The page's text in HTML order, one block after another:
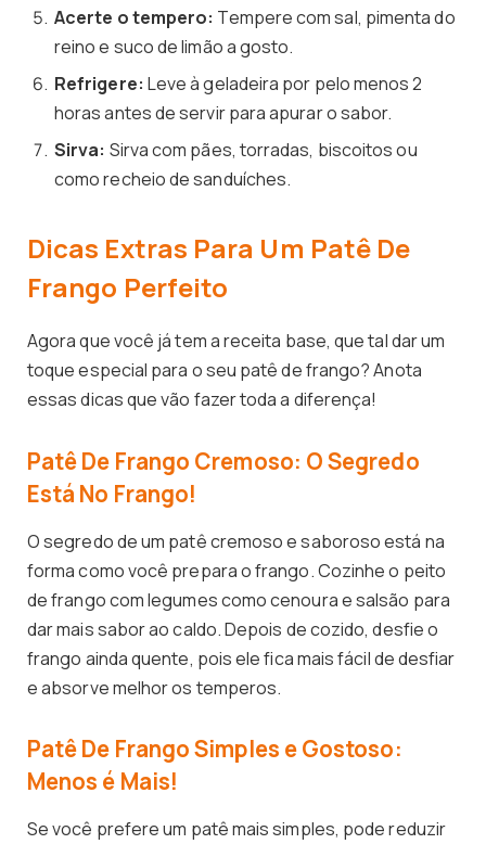
Acerte o tempero: Tempere com sal, pimenta do
reino e suco de limão a gosto.
Refrigere: Leve à geladeira por pelo menos 2
horas antes de servir para apurar o sabor.
Sirva: Sirva com pães, torradas, biscoitos ou
como recheio de sanduíches.
Dicas Extras Para Um Patê De
Frango Perfeito
Agora que você já tem a receita base, que tal dar um
toque especial para o seu patê de frango? Anota
essas dicas que vão fazer toda a diferença!
Patê De Frango Cremoso: O Segredo
Está No Frango!
O segredo de um patê cremoso e saboroso está na
forma como você prepara o frango. Cozinhe o peito
de frango com legumes como cenoura e salsão para
dar mais sabor ao caldo. Depois de cozido, desfie o
frango ainda quente, pois ele fica mais fácil de desfiar
e absorve melhor os temperos.
Patê De Frango Simples e Gostoso:
Menos é Mais!
Se você prefere um patê mais simples, pode reduzir